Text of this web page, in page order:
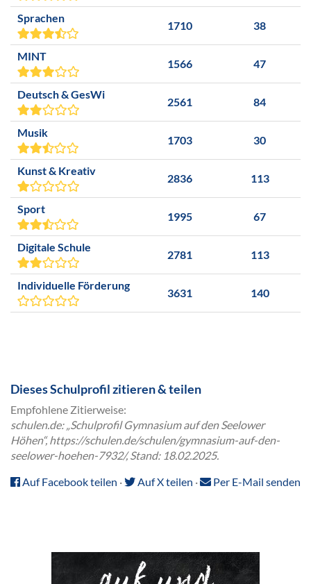
Sprachen
1710 38
MINT
1566 47
Deutsch & GesWi
2561 84
Musik
1703 30
Kunst & Kreativ
2836 113
Sport
1995 67
Digitale Schule
2781 113
Individuelle Förderung
3631 140
Dieses Schulprofil zitieren & teilen
Empfohlene Zitierweise:
schulen.de: „Schulprofil Gymnasium auf den Seelower
Höhen“, https://schulen.de/schulen/gymnasium-auf-den-
seelower-hoehen-7932/, Stand: 18.02.2025.
Auf Facebook teilen · Auf X teilen · Per E-Mail senden